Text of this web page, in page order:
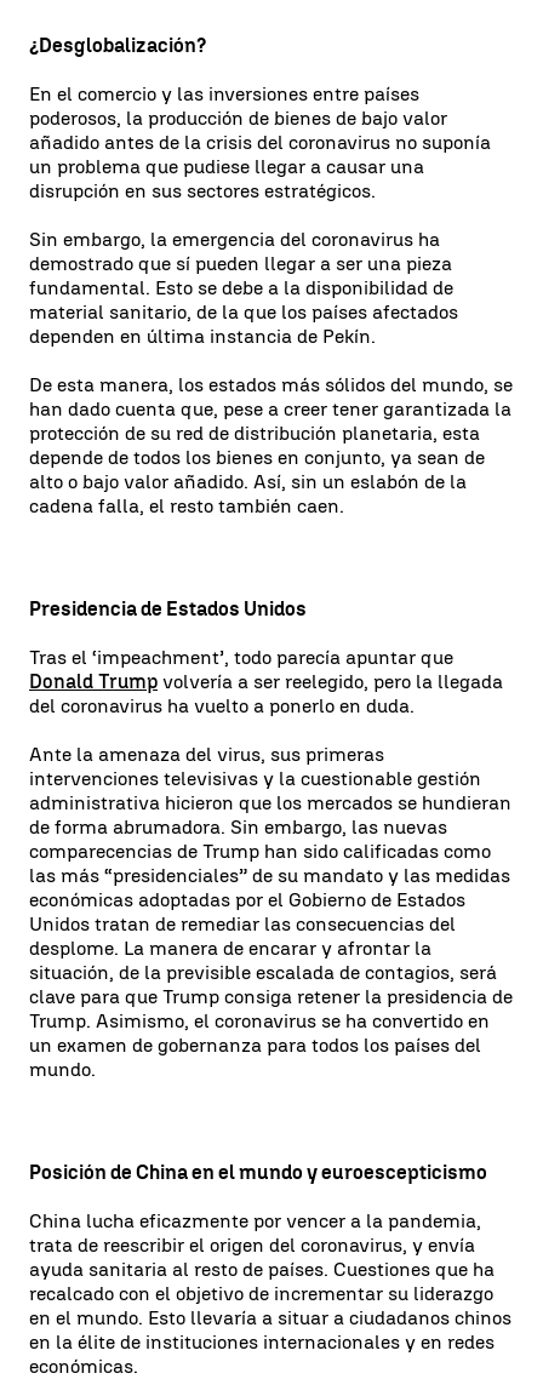
¿Desglobalización?
En el comercio y las inversiones entre países
poderosos, la producción de bienes de bajo valor
añadido antes de la crisis del coronavirus no suponía
un problema que pudiese llegar a causar una
disrupción en sus sectores estratégicos.
Sin embargo, la emergencia del coronavirus ha
demostrado que sí pueden llegar a ser una pieza
fundamental. Esto se debe a la disponibilidad de
material sanitario, de la que los países afectados
dependen en última instancia de Pekín.
De esta manera, los estados más sólidos del mundo, se
han dado cuenta que, pese a creer tener garantizada la
protección de su red de distribución planetaria, esta
depende de todos los bienes en conjunto, ya sean de
alto o bajo valor añadido. Así, sin un eslabón de la
cadena falla, el resto también caen.
Presidencia de Estados Unidos
Tras el ‘impeachment’, todo parecía apuntar que
Donald Trump volvería a ser reelegido, pero la llegada
del coronavirus ha vuelto a ponerlo en duda.
Ante la amenaza del virus, sus primeras
intervenciones televisivas y la cuestionable gestión
administrativa hicieron que los mercados se hundieran
de forma abrumadora. Sin embargo, las nuevas
comparecencias de Trump han sido calificadas como
las más “presidenciales” de su mandato y las medidas
económicas adoptadas por el Gobierno de Estados
Unidos tratan de remediar las consecuencias del
desplome. La manera de encarar y afrontar la
situación, de la previsible escalada de contagios, será
clave para que Trump consiga retener la presidencia de
Trump. Asimismo, el coronavirus se ha convertido en
un examen de gobernanza para todos los países del
mundo.
Posición de China en el mundo y euroescepticismo
China lucha eficazmente por vencer a la pandemia,
trata de reescribir el origen del coronavirus, y envía
ayuda sanitaria al resto de países. Cuestiones que ha
recalcado con el objetivo de incrementar su liderazgo
en el mundo. Esto llevaría a situar a ciudadanos chinos
en la élite de instituciones internacionales y en redes
económicas.